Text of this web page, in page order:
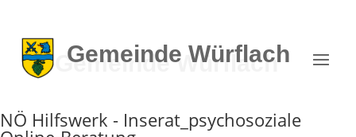
Gemeinde Würflach
NÖ Hilfswerk - Inserat_psychosoziale